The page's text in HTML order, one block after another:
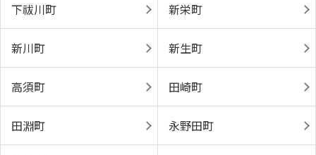
下祓川町 新栄町
新川町 新生町
高須町 田崎町
田淵町 永野田町